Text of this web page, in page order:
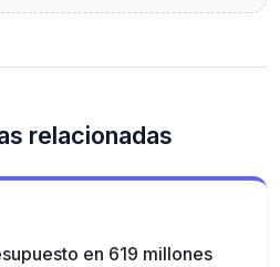
relacionadas
en 619 millones